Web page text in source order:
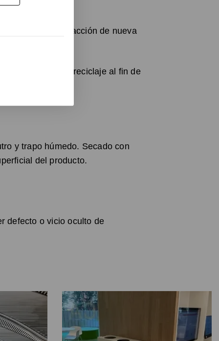
la no sustracción de nueva
favorecer el reciclaje al fin de
y trapo húmedo. Secado con
del producto.
defecto o vicio oculto de